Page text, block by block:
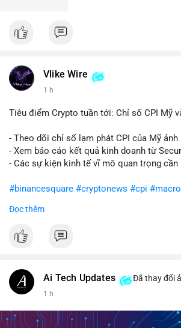
Vlike Wire
1 h
Tiêu điểm Crypto tuần tới: Chỉ số CPI Mỹ
- Theo dõi chỉ số lạm phát CPI của Mỹ
- Xem báo cáo kết quả kinh doanh từ
- Các sự kiện kinh tế vĩ mô quan trọng cần
#binancesquare #cryptonews #cpi #macro
$btc $eth
#vlikevn #titanbot
Đọc thêm
Ai Tech Updates Đã thay đổi
1 h